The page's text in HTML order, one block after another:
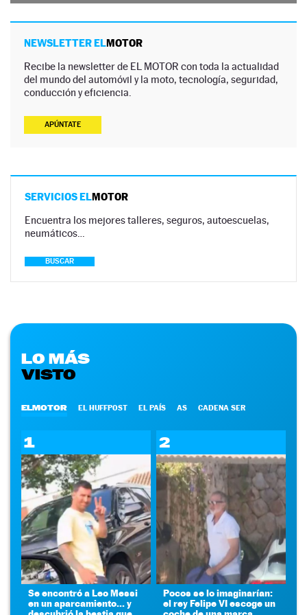
NEWSLETTER ELMOTOR
Recibe la newsletter de EL MOTOR con toda la actualidad
del mundo del automóvil y la moto, tecnología, seguridad,
conducción y eficiencia.
APÚNTATE
SERVICIOS ELMOTOR
Encuentra los mejores talleres, seguros, autoescuelas,
neumáticos…
BUSCAR
LO MÁS
VISTO
ELMOTOR EL HUFFPOST EL PAÍS AS CADENA SER
1
Se encontró a Leo Messi
en un aparcamiento... y
2
Pocos se lo imaginarían:
el rey Felipe VI escoge un